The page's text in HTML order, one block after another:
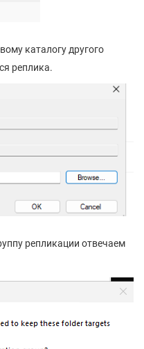
каталогу другого
реплика.
репликации отвечаем